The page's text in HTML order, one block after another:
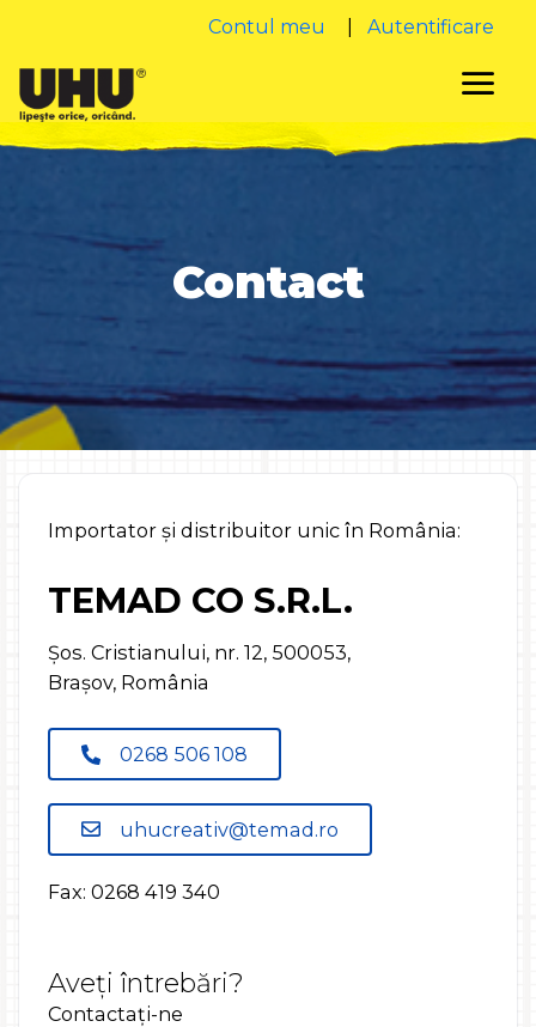
Contul meu Autentificare
Contact
Importator și distribuitor unic în România:
TEMAD CO S.R.L.
Șos. Cristianului, nr. 12, 500053,
Brașov, România
0268 506 108
uhucreativ@temad.ro
Fax: 0268 419 340
Aveți întrebări?
Contactați-ne